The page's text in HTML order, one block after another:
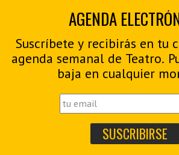
AGENDA
Suscríbete y recibirás en tu
agenda semanal de Teatro.
baja en cualquier